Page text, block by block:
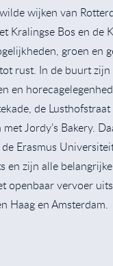
wijken van
Kralingse Bos en de
groen en
rust. In de buurt zijn
en
de Lusthofstraat
Jordy’s Bakery.
Erasmus
en zijn alle
openbaar vervoer
Haag en Amsterdam.